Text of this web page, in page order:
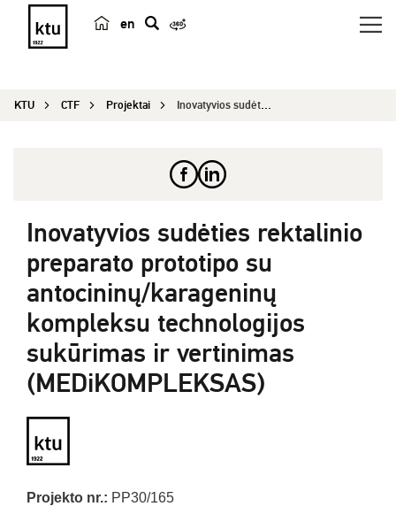
en
e
KTU CTF Projektai Inovatyvios sudėties rektalinio preparato protot...
Inovatyvios sudėties rektalinio
preparato prototipo su
antocininų/karageninų
kompleksu technologijos
sukūrimas ir vertinimas
(MEDiKOMPLEKSAS)
Projekto nr.: PP30/165